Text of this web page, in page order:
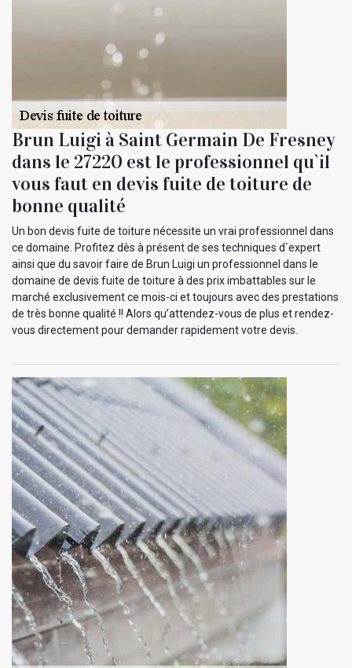
Brun Luigi à Saint Germain De Fresney
dans le 27220 est le professionnel qu`il
vous faut en devis fuite de toiture de
bonne qualité
Un bon devis fuite de toiture nécessite un vrai professionnel dans
ce domaine. Profitez dès à présent de ses techniques d`expert
ainsi que du savoir faire de Brun Luigi un professionnel dans le
domaine de devis fuite de toiture à des prix imbattables sur le
marché exclusivement ce mois-ci et toujours avec des prestations
de très bonne qualité !! Alors qu’attendez-vous de plus et rendez-
vous directement pour demander rapidement votre devis.